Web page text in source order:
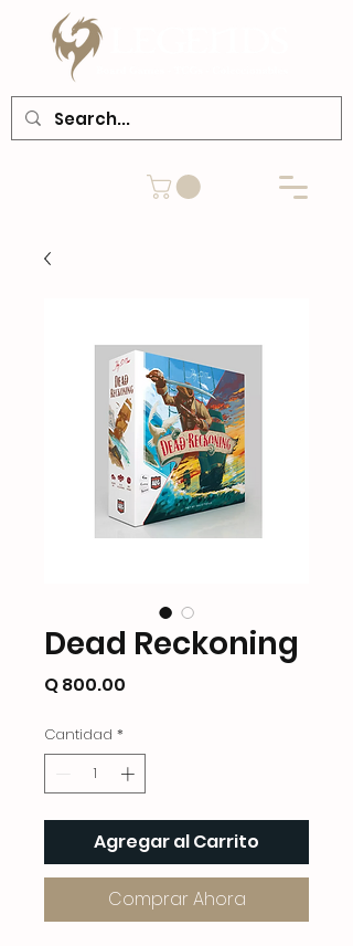
Dead Reckoning
Q 800.00
Cantidad *
Agregar al Carrito
Comprar Ahora